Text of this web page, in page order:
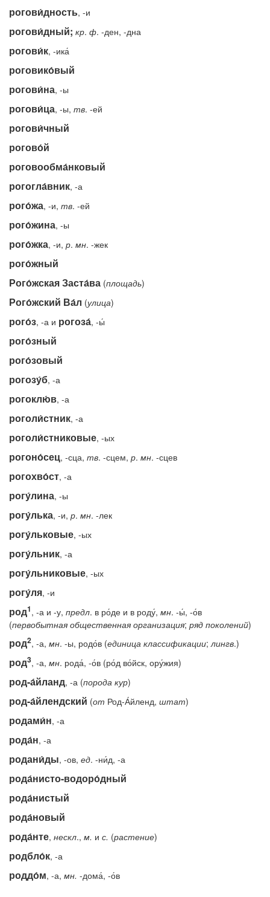
рогови́дность, -и
рогови́дный; кр. ф. -ден, -дна
рогови́к, -ика́
роговико́вый
рогови́на, -ы
рогови́ца, -ы, тв. -ей
рогови́чный
рогово́й
роговообма́нковый
рогогла́вник, -а
рого́жа, -и, тв. -ей
рого́жина, -ы
рого́жка, -и, р. мн. -жек
рого́жный
Рого́жская Заста́ва (площадь)
Рого́жский Ва́л (улица)
рого́з, -а и рогоза́, -ы́
рого́зный
рого́зовый
рогозу́б, -а
рогоклю́в, -а
роголи́стник, -а
роголи́стниковые, -ых
рогоно́сец, -сца, тв. -сцем, р. мн. -сцев
рогохво́ст, -а
рогу́лина, -ы
рогу́лька, -и, р. мн. -лек
рогу́льковые, -ых
рогу́льник, -а
рогу́льниковые, -ых
рогу́ля, -и
род1, -а и -у, предл. в ро́де и в роду́, мн. -ы́, -о́в
(первобытная общественная организация; ряд поколений)
род2, -а, мн. -ы, родо́в (единица классификации;лингв.)
род3, -а, мн. рода́, -о́в (ро́д во́йск, ору́жия)
род-а́йланд, -а (порода кур)
род-а́йлендский (от Род-А́йленд, штат)
родами́н, -а
рода́н, -а
родани́ды, -ов, ед. -ни́д, -а
рода́нисто-водоро́дный
рода́нистый
рода́новый
рода́нте, нескл., м. и с. (растение)
родбло́к, -а
роддо́м, -а, мн. -дома́, -о́в